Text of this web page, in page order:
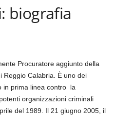
biografia
Procuratore aggiunto della
Reggio Calabria. È uno dei
in prima linea contro la
organizzazioni criminali
del 1989. Il 21 giugno 2005, il